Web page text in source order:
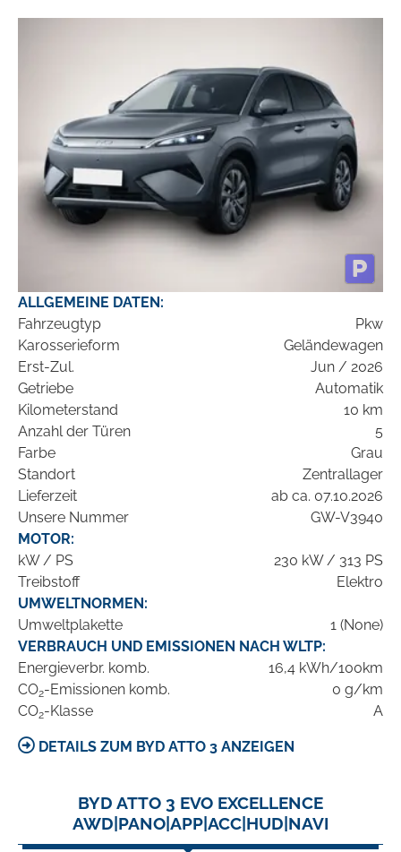
ALLGEMEINE DATEN:
Fahrzeugtyp
Pkw
Karosserieform
Geländewagen
Erst-Zul.
Jun / 2026
Getriebe
Automatik
Kilometerstand
10 km
Anzahl der Türen
5
Farbe
Grau
Standort
Zentrallager
Lieferzeit
ab ca. 07.10.2026
Unsere Nummer
GW-V3940
MOTOR:
kW / PS
230 kW / 313 PS
Treibstoff
Elektro
UMWELTNORMEN:
Umweltplakette
1 (None)
VERBRAUCH UND EMISSIONEN NACH WLTP:
Energieverbr. komb.
16,4 kWh/100km
CO2-Emissionen komb.
0 g/km
CO2-Klasse A
DETAILS ZUM BYD ATTO 3 ANZEIGEN
BYD ATTO 3 EVO EXCELLENCE
AWD|PANO|APP|ACC|HUD|NAVI